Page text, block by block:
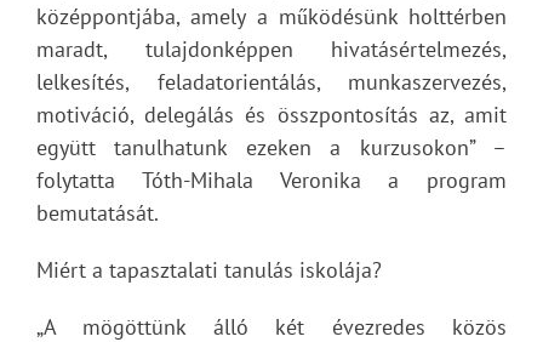
középpontjába, amely a működésünk holttérben
maradt, tulajdonképpen hivatásértelmezés,
lelkesítés, feladatorientálás, munkaszervezés,
motiváció, delegálás és összpontosítás az, amit
együtt tanulhatunk ezeken a kurzusokon” –
folytatta Tóth-Mihala Veronika a program
bemutatását.
Miért a tapasztalati tanulás iskolája?
„A mögöttünk álló két évezredes közös